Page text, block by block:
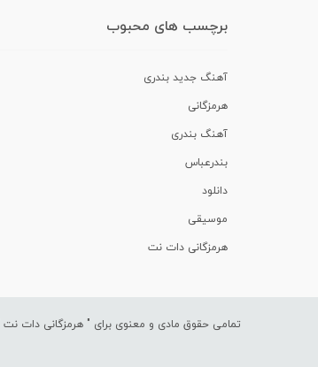
برچسب های محبوب
آهنگ جدید بندری
هرمزگانی
آهنگ بندری
بندرعباس
دانلود
موسیقی
هرمزگانی دات نت
تمامی حقوق مادی و معنوی برای " هرمزگانی دات نت